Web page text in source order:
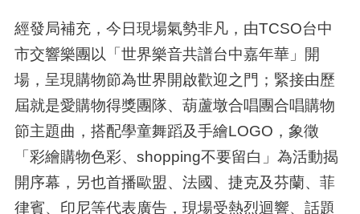
經發局補充，今日現場氣勢非凡，由TCSO台中
市交響樂團以「世界樂音共譜台中嘉年華」開
場，呈現購物節為世界開啟歡迎之門；緊接由歷
屆就是愛購物得獎團隊、葫蘆墩合唱團合唱購物
節主題曲，搭配學童舞蹈及手繪LOGO，象徵
「彩繪購物色彩、shopping不要留白」為活動揭
開序幕，另也首播歐盟、法國、捷克及芬蘭、菲
律賓、印尼等代表廣告，現場受熱烈迴響、話題